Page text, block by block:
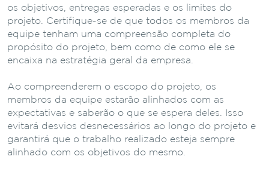
os objetivos, entregas esperadas e os limites do
projeto. Certifique-se de que todos os membros da
equipe tenham uma compreensão completa do
propósito do projeto, bem como de como ele se
encaixa na estratégia geral da empresa.
Ao compreenderem o escopo do projeto, os
membros da equipe estarão alinhados com as
expectativas e saberão o que se espera deles. Isso
evitará desvios desnecessários ao longo do projeto e
garantirá que o trabalho realizado esteja sempre
alinhado com os objetivos do mesmo.